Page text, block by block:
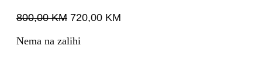
800,00KM 720,00 KM
Nema na zalihi